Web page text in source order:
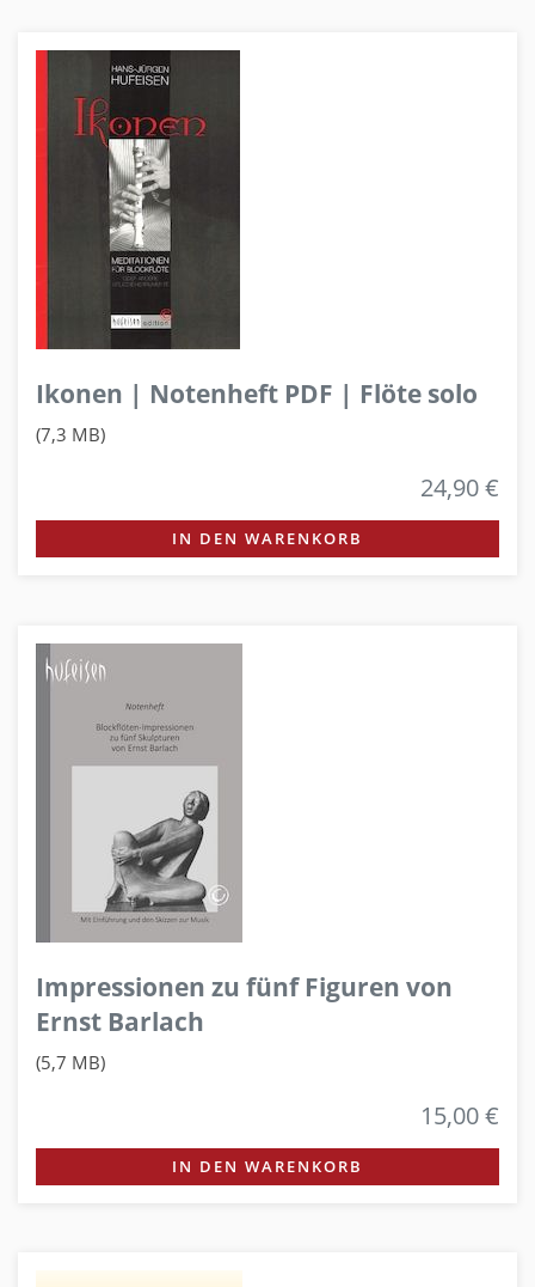
Ikonen | Notenheft PDF | Flöte solo
(7,3 MB)
24,90 €
IN DEN WARENKORB
Impressionen zu fünf Figuren von
Ernst Barlach
(5,7 MB)
15,00 €
IN DEN WARENKORB